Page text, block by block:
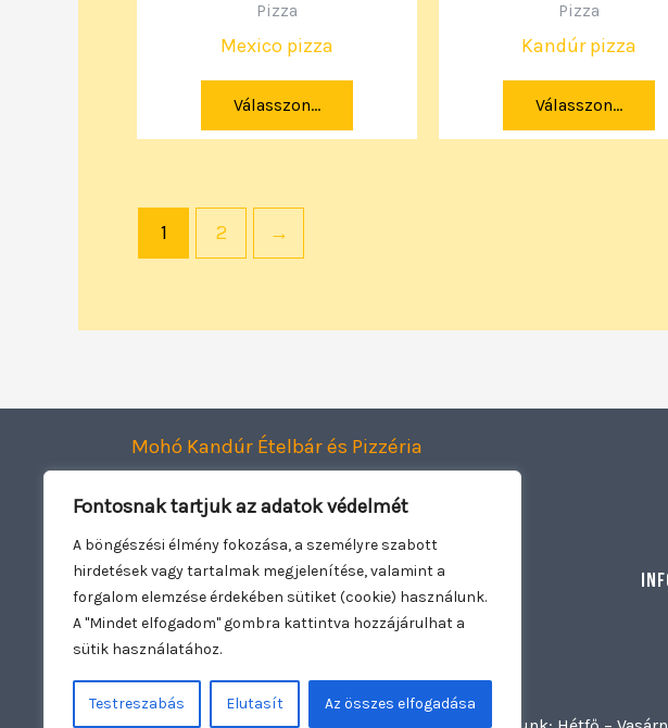
Fontosnak tartjuk az adatok védelmét
A böngészési élmény fokozása, a személyre szabott
hirdetések vagy tartalmak megjelenítése, valamint a
forgalom elemzése érdekében sütiket (cookie) használunk.
A "Mindet elfogadom" gombra kattintva hozzájárulhat a
sütik használatához.
Testreszabás Elutasít Az összes elfogadása
Pizza
Mexico pizza
Válasszon...
Pizza
Kandúr pizza
Válasszon...
1 2 →
Mohó Kandúr Ételbár és Pizzéria
2120 Dunakeszi, Jászai Mari utca 1.
Adószám: 27943782-2-13
Oldal üzemeltető:Woowebsite.eu